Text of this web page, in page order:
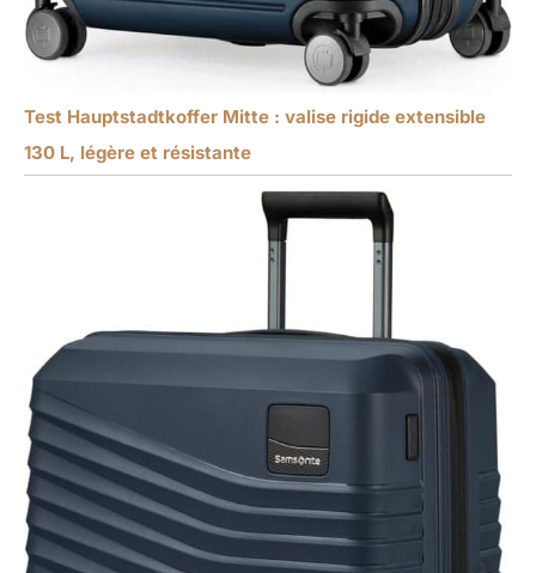
Test Hauptstadtkoffer Mitte : valise rigide extensible
130 L, légère et résistante